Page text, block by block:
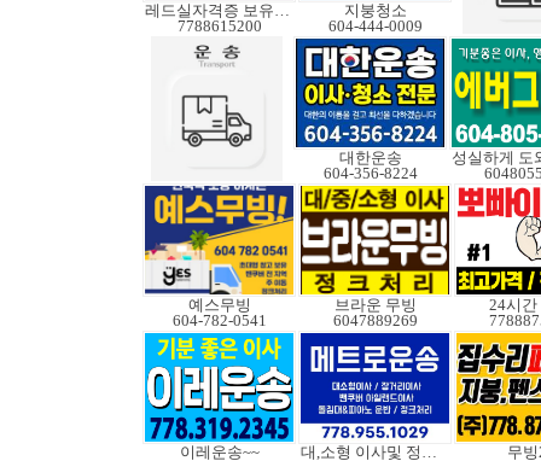
레드실자격증 보유업체
7788615200
지붕청소
604-444-0009
대한운송
604-356-8224
예스무빙
604-782-0541
브라운 무빙
6047889269
24시간
이레운송~~
대,소형 이사및 정크처
무